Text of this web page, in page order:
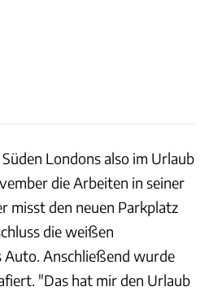
Londons also im Urlaub
die Arbeiten in seiner
misst den neuen Parkplatz
die weißen
Auto. Anschließend wurde
"Das hat mir den Urlaub